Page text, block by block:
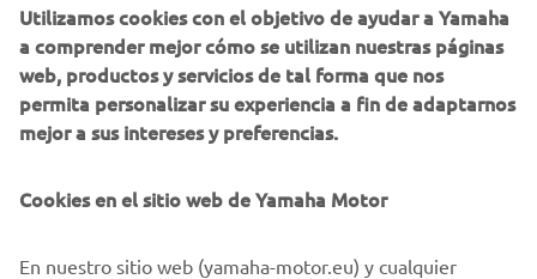
sorprendentemente acogedor. Dirigidos a aventureros,
parejas que viven a bordo y cruceristas de largo recorrido,
los yates Marco Polo sobresalen en resistencia y
autonomía, y destacan por su ingenioso diseño, concebido
para pasar semanas o meses en el mar. Ya sea navegando
oceánicas, ofrecen una inédita combinación de capacidad y
seguridad, materializadas con un estilo sobrio y discreto.
Utilizamos cookies con el objetivo de ayudar a Yamaha
a comprender mejor cómo se utilizan nuestras páginas
web, productos y servicios de tal forma que nos
permita personalizar su experiencia a fin de adaptarnos
mejor a sus intereses y preferencias.
Cookies en el sitio web de Yamaha Motor
En nuestro sitio web (yamaha-motor.eu) y cualquier